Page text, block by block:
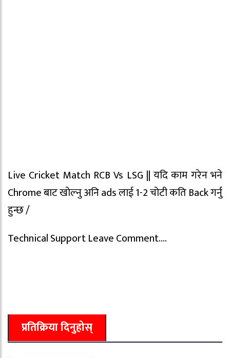
Live Cricket Match RCB Vs LSG || यदि काम गरेन भने
Chrome बाट खोल्नु अनि ads लाई 1-2 चोटी कति Back गर्नु
हुन्छ /
Technical Support Leave Comment….
प्रतिक्रिया दिनुहोस्